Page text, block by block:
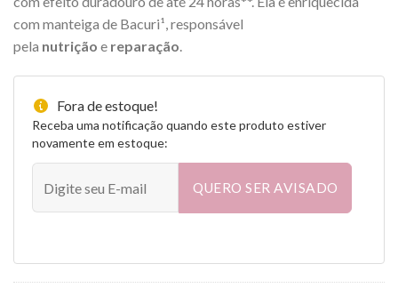
com manteiga de Bacuri¹, responsável
pela nutrição e reparação.
Fora de estoque!
Receba uma notificação quando este produto estiver
novamente em estoque:
QUERO SER AVISADO